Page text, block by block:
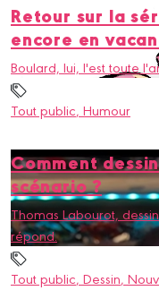
Retour sur la
encore en
Boulard, lui, l'est toute
Tout public, Humour
Comment
scénario ?
Thomas Labourot,
répond.
Tout public, Dessin,